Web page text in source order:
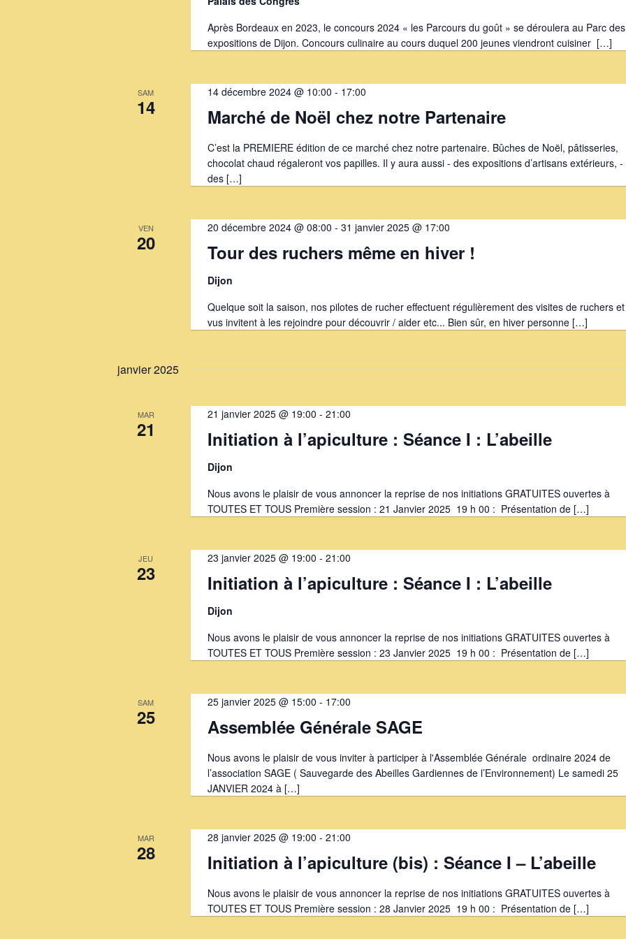
Après Bordeaux en 2023, le concours 2024 « les Parcours du goût » se déroulera au Parc des
expositions de Dijon. Concours culinaire au cours duquel 200 jeunes viendront cuisiner […]
SAM
14 Marché de Noël chez notre Partenaire
14 décembre 2024 @ 10:00 - 17:00
C’est la PREMIERE édition de ce marché chez notre partenaire. Bûches de Noël, pâtisseries,
chocolat chaud régaleront vos papilles. Il y aura aussi - des expositions d’artisans extérieurs, -
des […]
VEN
20 Tour des ruchers même en hiver !
20 décembre 2024 @ 08:00 -31 janvier 2025 @ 17:00
Dijon
Quelque soit la saison, nos pilotes de rucher effectuent régulièrement des visites de ruchers et
vus invitent à les rejoindre pour découvrir / aider etc... Bien sûr, en hiver personne […]
janvier 2025
MAR
21 Initiation à l’apiculture : Séance I : L’abeille
21 janvier 2025 @ 19:00 -21:00
Dijon
Nous avons le plaisir de vous annoncer la reprise de nos initiations GRATUITES ouvertes à
TOUTES ET TOUS Première session : 21 Janvier 2025 19 h 00 : Présentation de […]
JEU
23 Initiation à l’apiculture : Séance I : L’abeille
23 janvier 2025 @ 19:00 -21:00
Dijon
Nous avons le plaisir de vous annoncer la reprise de nos initiations GRATUITES ouvertes à
TOUTES ET TOUS Première session : 23 Janvier 2025 19 h 00 : Présentation de […]
SAM
25 Assemblée Générale SAGE
25 janvier 2025 @ 15:00 - 17:00
Nous avons le plaisir de vous inviter à participer à l'Assemblée Générale ordinaire 2024 de
l’association SAGE ( Sauvegarde des Abeilles Gardiennes de l’Environnement) Le samedi 25
JANVIER 2024 à […]
MAR
28 Initiation à l’apiculture (bis) : Séance I – L’abeille
28 janvier 2025 @ 19:00 -21:00
Nous avons le plaisir de vous annoncer la reprise de nos initiations GRATUITES ouvertes à
TOUTES ET TOUS Première session : 28 Janvier 2025 19 h 00 : Présentation de […]